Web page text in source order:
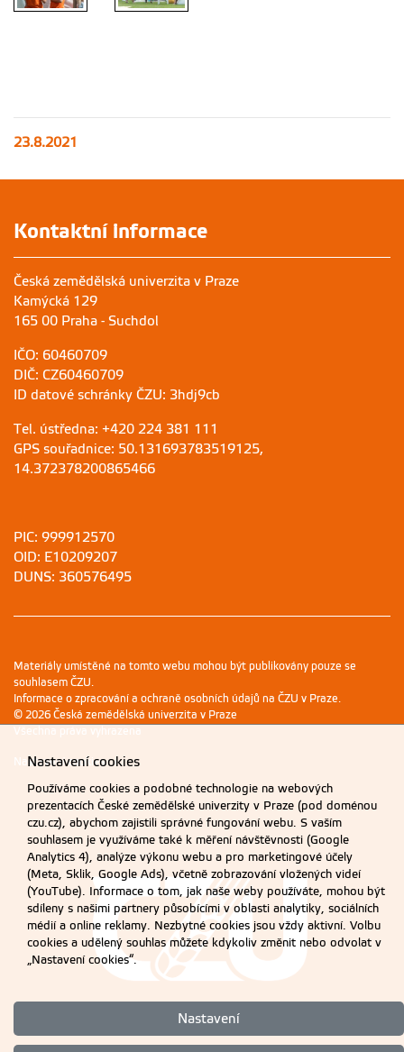
23.8.2021
Kontaktní informace
Česká zemědělská univerzita v Praze
Kamýcká 129
165 00 Praha - Suchdol
IČO: 60460709
DIČ: CZ60460709
ID datové schránky ČZU: 3hdj9cb
Tel. ústředna: +420 224 381 111
GPS souřadnice: 50.131693783519125,
14.372378200865466
PIC: 999912570
OID: E10209207
DUNS: 360576495
Materiály umístěné na tomto webu mohou být publikovány pouze se
souhlasem ČZU.
Informace o zpracování a ochraně osobních údajů na ČZU v Praze.
© 2026 Česká zemědělská univerzita v Praze
Všechna práva vyhrazena
Nastavení cookies
Nastavení cookies
Používáme cookies a podobné technologie na webových
prezentacích České zemědělské univerzity v Praze (pod doménou
czu.cz), abychom zajistili správné fungování webu. S vaším
souhlasem je využíváme také k měření návštěvnosti (Google
Analytics 4), analýze výkonu webu a pro marketingové účely
(Meta, Sklik, Google Ads), včetně zobrazování vložených videí
(YouTube). Informace o tom, jak naše weby používáte, mohou být
sdíleny s našimi partnery působícími v oblasti analytiky, sociálních
médií a online reklamy. Nezbytné cookies jsou vždy aktivní. Volbu
cookies a udělený souhlas můžete kdykoliv změnit nebo odvolat v
„Nastavení cookies“.
Nastavení